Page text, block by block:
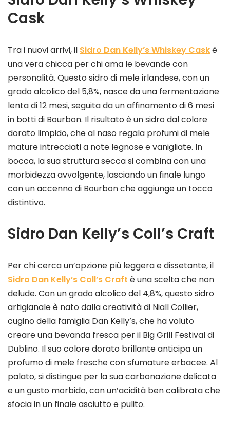
Cask
Tra i nuovi arrivi, il Sidro Dan Kelly’s Whiskey Caskè
una vera chicca per chi ama le bevande con
personalità. Questo sidro di mele irlandese, con un
grado alcolico del 5,8%, nasce da una fermentazione
lenta di 12 mesi, seguita da un affinamento di 6 mesi
in botti di Bourbon. Il risultato è un sidro dal colore
dorato limpido, che al naso regala profumi di mele
mature intrecciati a note legnose e vanigliate. In
bocca, la sua struttura secca si combina con una
morbidezza avvolgente, lasciando un finale lungo
con un accenno di Bourbon che aggiunge un tocco
distintivo.
Sidro Dan Kelly’s Coll’s Craft
Per chi cerca un’opzione più leggera e dissetante, il
Sidro Dan Kelly’s Coll’s Craft è una scelta che non
delude. Con un grado alcolico del 4,8%, questo sidro
artigianale è nato dalla creatività di Niall Collier,
cugino della famiglia Dan Kelly’s, che ha voluto
creare una bevanda fresca per il Big Grill Festival di
Dublino. Il suo colore dorato brillante anticipa un
profumo di mele fresche con sfumature erbacee. Al
palato, si distingue per la sua carbonazione delicata
e un gusto morbido, con un’acidità ben calibrata che
sfocia in un finale asciutto e pulito.